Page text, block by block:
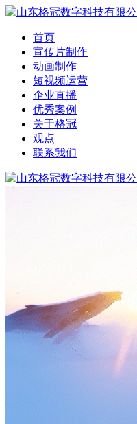
首页
宣传片制作
动画制作
短视频运营
企业直播
优秀案例
关于格冠
观点
联系我们